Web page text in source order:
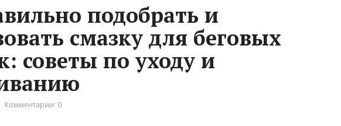
подобрать и
смазку для беговых
советы по уходу и
Комментарии: 0